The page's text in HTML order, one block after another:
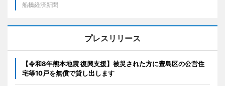
船橋経済新聞
プレスリリース
【令和8年熊本地震 復興支援】被災された方に豊島区の公営住
宅等10戸を無償で貸し出します